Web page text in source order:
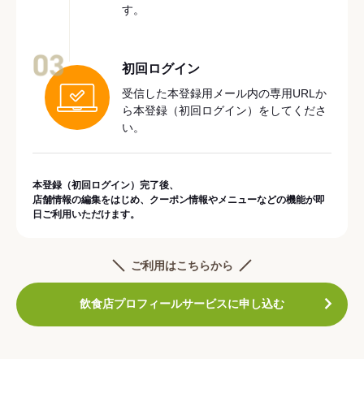
す。
初回ログイン
受信した本登録用メール内の専用URLか
ら本登録（初回ログイン）をしてくださ
い。
本登録（初回ログイン）完了後、
店舗情報の編集をはじめ、クーポン情報やメニューなどの機能が即
日ご利用いただけます。
ご利用はこちらから
飲食店プロフィールサービスに申し込む